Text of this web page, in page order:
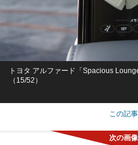
トヨタ アルファード「Spacious
（15/52）
この記